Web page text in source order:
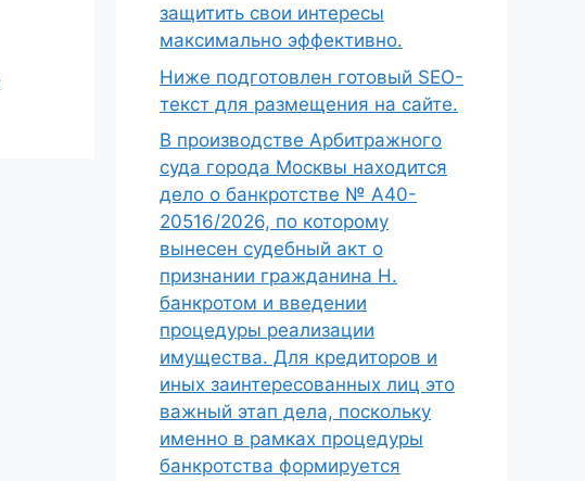
защитить свои интересы
максимально эффективно.
Ниже подготовлен готовый SEO-
текст для размещения на сайте.
В производстве Арбитражного
суда города Москвы находится
дело о банкротстве № А40-
20516/2026, по которому
вынесен судебный акт о
признании гражданина Н.
банкротом и введении
процедуры реализации
имущества. Для кредиторов и
иных заинтересованных лиц это
важный этап дела, поскольку
именно в рамках процедуры
банкротства формируется